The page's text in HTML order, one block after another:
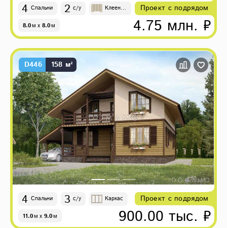
4 Спальни 2 с/у
Клеены
8.0м x 8.0м
Проект с подрядом
4.75 млн. ₽
D446 158 м²
4 Спальни 3 с/у Каркас
11.0м x 9.0м
Проект с подрядом
900.00 тыс. ₽